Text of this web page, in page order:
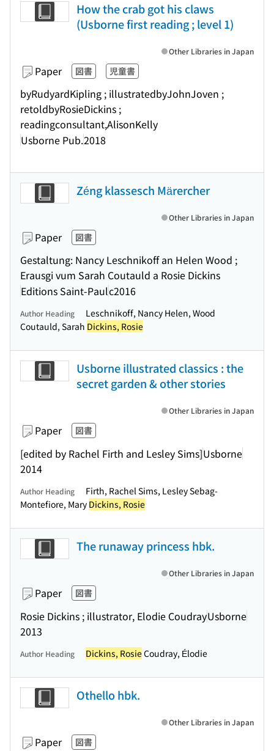
How the crab got his claws
(Usborne first reading ; level 1)
Paper 図書 児童書
byRudyardKipling ; illustratedbyJohnJoven ;
retoldbyRosieDickins ;
readingconsultant,AlisonKelly
Usborne Pub.2018
Other Libraries in Japan
Zéng klassesch Märercher
Paper 図書
Gestaltung: Nancy Leschnikoff an Helen Wood ;
Erausgi vum Sarah Coutauld a Rosie Dickins
Editions Saint-Paulc2016
Other Libraries in Japan
Author Heading
Leschnikoff, Nancy Helen, Wood
Coutauld, Sarah Dickins, Rosie
Usborne illustrated classics : the
secret garden & other stories
Paper 図書
[edited by Rachel Firth and Lesley Sims]Usborne
2014
Other Libraries in Japan
Author Heading
Firth, Rachel Sims, Lesley Sebag-
Montefiore, Mary Dickins, Rosie
The runaway princess hbk.
Paper 図書
Rosie Dickins ; illustrator, Elodie CoudrayUsborne
2013
Other Libraries in Japan
Author Heading Dickins, RosieCoudray, Élodie
Othello hbk.
Paper 図書
Other Libraries in Japan